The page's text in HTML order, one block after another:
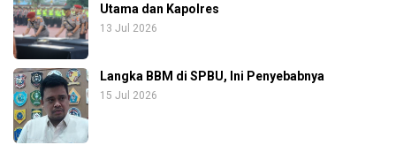
Utama dan Kapolres
13 Jul 2026
Langka BBM di SPBU, Ini Penyebabnya
15 Jul 2026